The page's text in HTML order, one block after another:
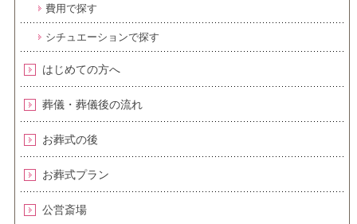
費用で探す
シチュエーションで探す
はじめての方へ
葬儀・葬儀後の流れ
お葬式の後
お葬式プラン
公営斎場